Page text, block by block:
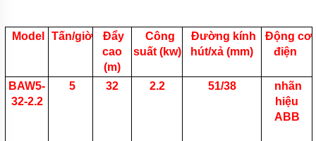
CHÌM
MÁY
BƠM
Model Tấn/giờ
Đẩy
cao
(m)
Công
suất (kw)
Đường kính
hút/xả (mm)
Động cơ
điện
BAW5-
32-2.2
5 32 2.2 51/38
nhãn
hiệu
ABB